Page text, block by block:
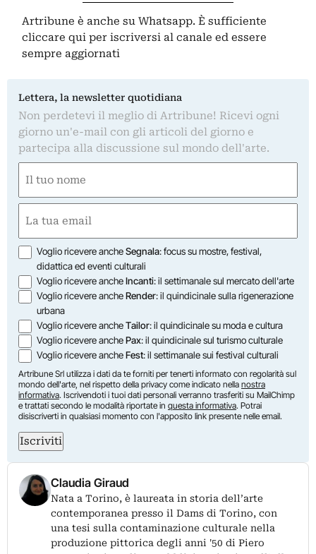
Artribune è anche su Whatsapp. È sufficiente
cliccare qui per iscriversi al canale ed essere
sempre aggiornati
Lettera, la newsletter quotidiana
Non perdetevi il meglio di Artribune! Ricevi ogni
giorno un'e-mail con gli articoli del giorno e
partecipa alla discussione sul mondo dell'arte.
(Required)
(Required)
Opzioni
Voglio ricevere ancheSegnala: focus su mostre, festival,
didattica ed eventi culturali
Voglio ricevere ancheIncanti: il settimanale sul mercato dell'arte
Voglio ricevere ancheRender: il quindicinale sulla rigenerazione
urbana
Voglio ricevere ancheTailor: il quindicinale su moda e cultura
Voglio ricevere anchePax: il quindicinale sul turismo culturale
Voglio ricevere ancheFest: il settimanale sui festival culturali
Artribune Srl utilizza i dati da te forniti per tenerti informato con regolarità sul
mondo dell'arte, nel rispetto della privacy come indicato nella nostra
informativa. Iscrivendoti i tuoi dati personali verranno trasferiti su MailChimp
e trattati secondo le modalità riportate in questa informativa. Potrai
disiscriverti in qualsiasi momento con l'apposito link presente nelle email.
Iscriviti
Claudia Giraud
Nata a Torino, è laureata in storia dell’arte
contemporanea presso il Dams di Torino, con
una tesi sulla contaminazione culturale nella
produzione pittorica degli anni '50 di Piero